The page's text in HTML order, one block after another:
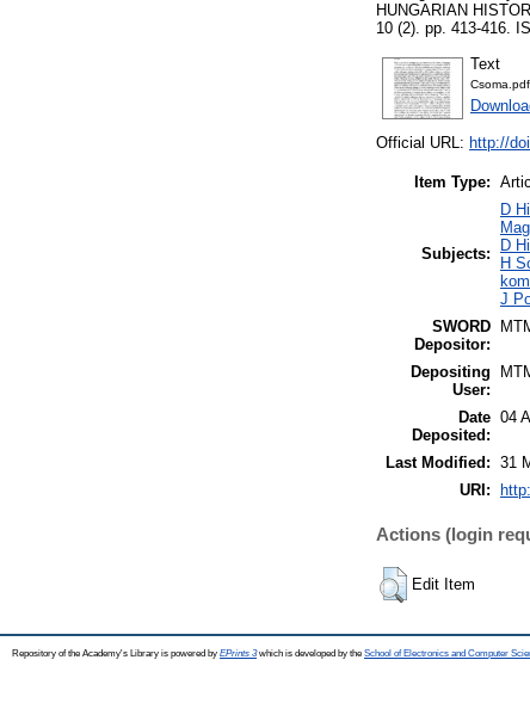
HUNGARIAN
10 (2). pp. 413-416.
Text
Csoma.pdf
Official URL: http://
Item Type:
Subjects:
D
D
H
J
SWORD
Depositor:
Depositing
User:
Date
Deposited:
04
Last Modified: 31
URI:
Actions (login
Edit Item
Repository of the Academy's Library is powered by EPrints 3which is developed by the School of Electronics and Computer